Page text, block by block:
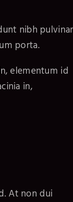
nibh pulvinar
porta.
elementum id
in,
At non dui